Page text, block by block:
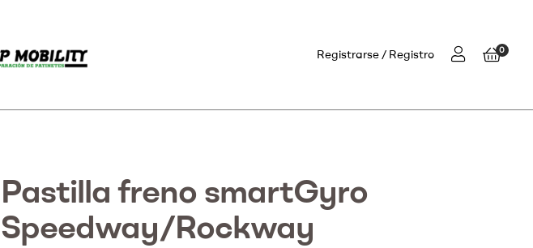
Registrarse Registro 0
Pastilla freno smartGyro
Speedway/Rockway